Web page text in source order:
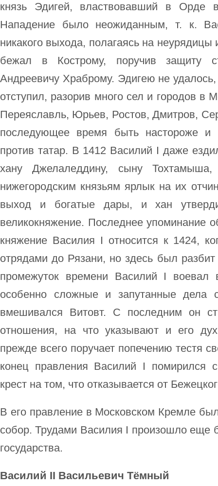
князь Эдигей, властвовавший в Орде
Нападение было неожиданным, т. к.
никакого выхода, полагаясь на неурядицы
бежал в Кострому, поручив защиту
Андреевичу Храброму. Эдигею не
отступил, разорив много сел и городов в
Переяславль, Юрьев, Ростов, Дмитров,
последующее время быть настороже и
против татар. В 1412 Василий I даже
хану Джелаледдину, сыну
нижегородским князьям ярлык на их
выход и богатые дары, и хан
великокняжение. Последнее упоминание
княжение Василия I относится к 1424,
отрядами до Рязани, но здесь был
промежуток времени Василий I
особенно сложные и запутанные дела
вмешивался Витовт. С последним он
отношения, на что указывают и его
прежде всего поручает попечению тестя
конец правления Василий I помирился
крест на том, что отказывается от
В его правление в Московском Кремле
собор. Трудами Василия I произошло еще
государства.
Василий II Васильевич Тёмный